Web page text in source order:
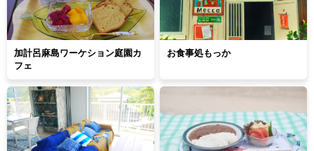
加計呂麻島ワーケション庭園カ
フェ
お食事処もっか